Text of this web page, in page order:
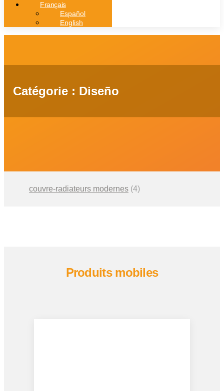
Français
Español
English
Catégorie : Diseño
couvre-radiateurs modernes (4)
Produits mobiles